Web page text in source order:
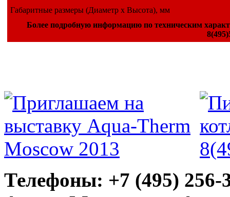
Габаритные размеры (Диаметр х Высота), мм
Более подробную информацию по техническим
Телефоны: +7 (495) 256-